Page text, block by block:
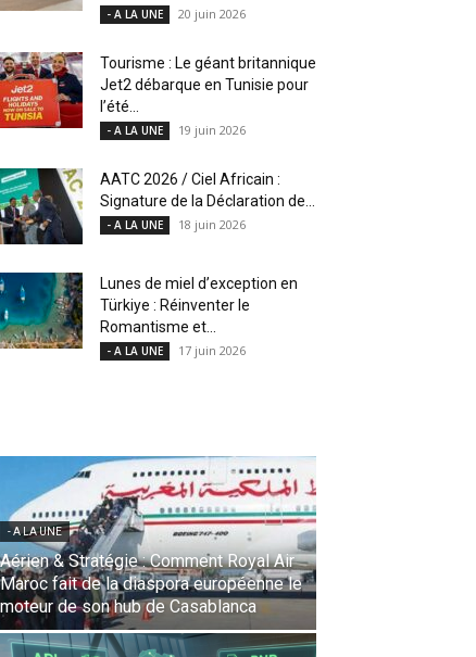
- A LA UNE 20 juin 2026
Tourisme : Le géant britannique
Jet2 débarque en Tunisie pour
l’été...
- A LA UNE 19 juin 2026
AATC 2026 / Ciel Africain :
Signature de la Déclaration de...
- A LA UNE 18 juin 2026
Lunes de miel d’exception en
Türkiye : Réinventer le
Romantisme et...
- A LA UNE 17 juin 2026
- A LA UNE
Une Révolution Stratégique à l’IATA :
Saadia Zahidi nommée Directrice
Générale